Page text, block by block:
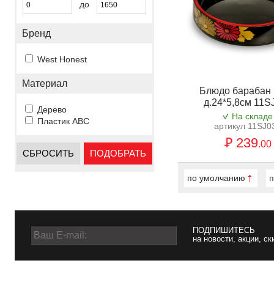
до
Бренд
West Honest
Материал
Дерево
Пластик ABC
СБРОСИТЬ ПОДОБРАТЬ
Блюдо барабан
д.24*5,8см
На складе
артикул
239.00
по умолчанию
ПОДПИШИТЕСЬ
на новости, акции,